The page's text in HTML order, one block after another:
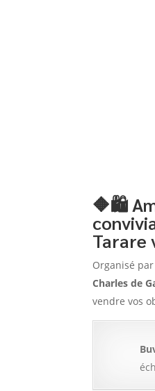
🔶🛍️
Tarare
Organisé
Charles de
vendre vos